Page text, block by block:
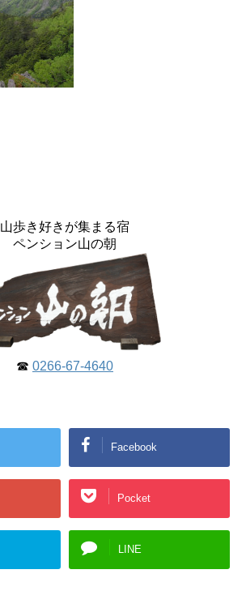
山歩き好きが集まる宿
ペンション山の朝
☎ 0266-67-4640
Facebook
Pocket
LINE